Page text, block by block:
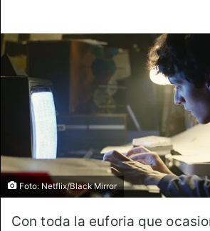
Foto: Netflix/Black Mirror
Con toda la euforia que